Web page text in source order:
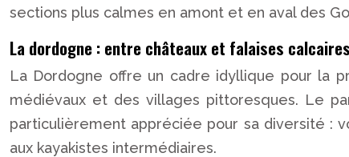
sections plus calmes en amont et en aval des
La dordogne : entre châteaux et falaises calcaires
La Dordogne offre un cadre idyllique pour la
médiévaux et des villages pittoresques. Le
particulièrement appréciée pour sa diversité :
aux kayakistes intermédiaires.